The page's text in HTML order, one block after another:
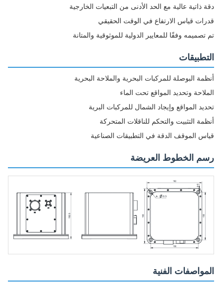
دقة ذاتية عالية مع الحد الأدنى من التبعيات الخارجية
قدرات قياس الارتفاع في الوقت الحقيقي
تم تصميمه وفقًا للمعايير الدولية للموثوقية والمتانة
التطبيقات
أنظمة البوصلة للمركبات البحرية والملاحة البحرية
الملاحة وتحديد المواقع تحت الماء
تحديد المواقع وإيجاد الشمال للمركبات البرية
أنظمة التثبيت والتحكم للناقلات المتحركة
قياس الموقف الدقة في التطبيقات الصناعية
رسم الخطوط العريضة
المواصفات الفنية